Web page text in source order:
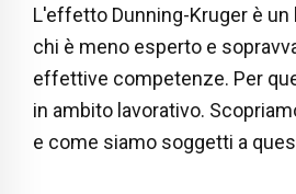
L'effetto Dunning-Kruger è
chi è meno esperto e
effettive competenze. Per
in ambito lavorativo.
e come siamo soggetti a